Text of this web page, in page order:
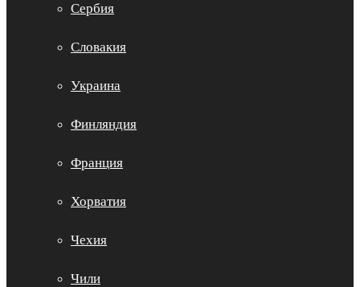
Сербия
Словакия
Украина
Финляндия
Франция
Хорватия
Чехия
Чили